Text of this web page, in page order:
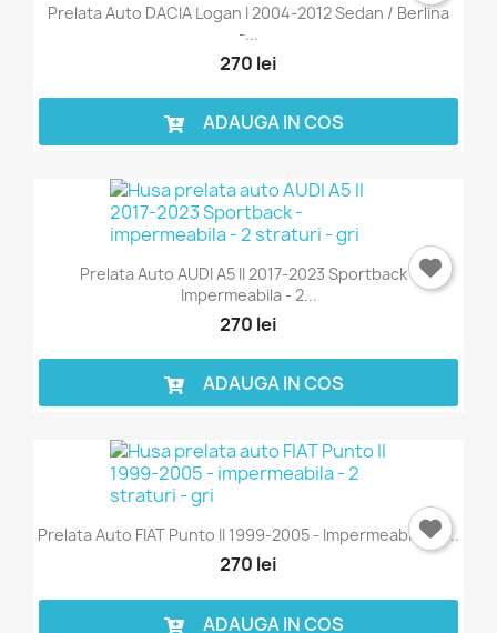
Prelata Auto DACIA Logan I 2004-2012 Sedan / Berlina
-...
270 lei
ADAUGA IN COS
Prelata Auto AUDI A5 II 2017-2023 Sportback -
Impermeabila - 2...
270 lei
ADAUGA IN COS
Prelata Auto FIAT Punto II 1999-2005 - Impermeabila - 2...
270 lei
ADAUGA IN COS